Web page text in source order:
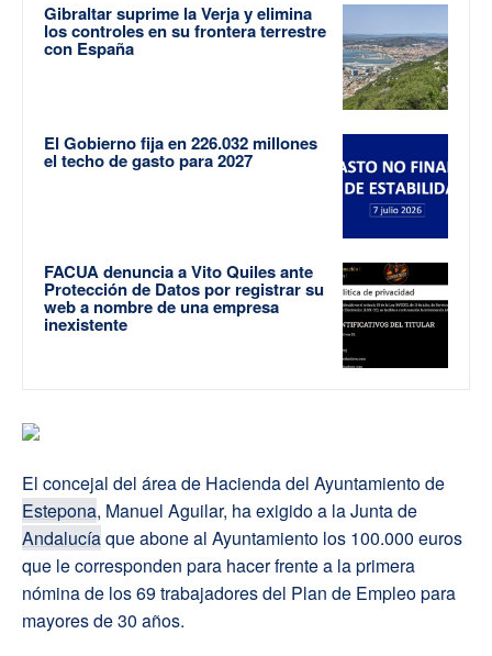
Gibraltar suprime la Verja y elimina
los controles en su frontera terrestre
con España
El Gobierno fija en 226.032 millones
el techo de gasto para 2027
FACUA denuncia a Vito Quiles ante
Protección de Datos por registrar su
web a nombre de una empresa
inexistente
El concejal del área de Hacienda del Ayuntamiento de
Estepona, Manuel Aguilar, ha exigido a la Junta de
Andalucíaque abone al Ayuntamiento los 100.000 euros
que le corresponden para hacer frente a la primera
nómina de los 69 trabajadores del Plan de Empleo para
mayores de 30 años.